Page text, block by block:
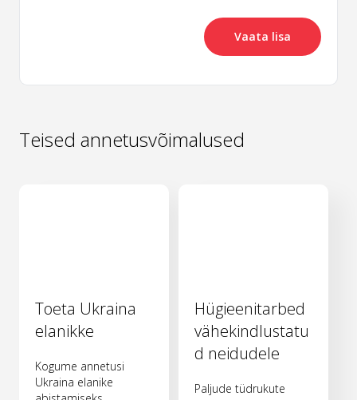
Vaata lisa
Teised annetusvõimalused
Toeta Ukraina
elanikke
Kogume annetusi
Ukraina elanike
Hügieenitarbed
vähekindlustatu
d neidudele
Paljude tüdrukute